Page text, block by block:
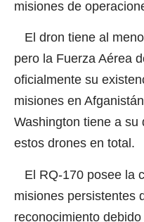
misiones de
El dron tiene al
pero la Fuerza Aérea
oficialmente su
misiones en
Washington tiene a
estos drones en total.
El RQ-170 posee la
misiones persistentes
reconocimiento